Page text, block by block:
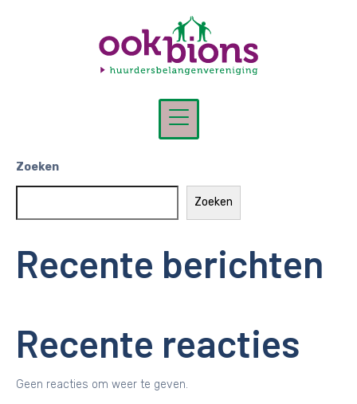
Vergadering
Ookbions/Welbions
Vergadering Ookbions/Welbions
Zoeken
Zoeken
Recente berichten
Recente reacties
Geen reacties om weer te geven.